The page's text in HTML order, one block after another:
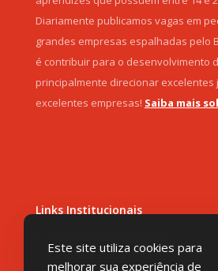
Diariamente publicamos vagas em
grandes empresas espalhadas pelo
é contribuir para o desenvolvimento
principalmente direcionar excelentes
excelentes empresas! Saiba mais
Links Institucionais
Termos de Uso
Este site utiliza cookies para
melhorar sua experiência de